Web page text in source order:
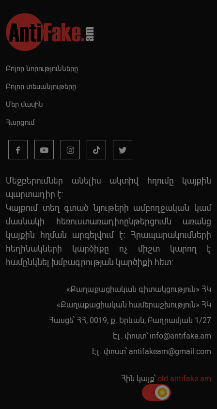
Բոլոր նորությունները
Բոլոր տեսանյութերը
Մեր մասին
Հարցում
Մեջբերումներ անելիս ակտիվ հղումը կայքին
պարտադիր է:
Կայքում տեղ գտած նյութերի ամբողջական կամ
մասնակի հեռուստառադիոընթերցումն առանց
կայքին հղման արգելվում է: Հրապարակումների
հեղինակների կարծիքը ոչ միշտ կարող է
համընկնել խմբագրության կարծիքի հետ:
«Քաղաքացիական գիտակցություն» ՀԿ
«Քաղաքացիական համերաշխություն» ՀԿ
Հասցե՝ ՀՀ, 0019, ք. Երևան, Բաղրամյան 1/27
Էլ. փոստ՝ info@antifake.am
Էլ. փոստ՝ antifakeam@gmail.com
Հին կայք՝ old.antifake.am